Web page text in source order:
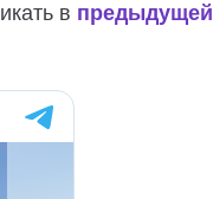
в предыдущей